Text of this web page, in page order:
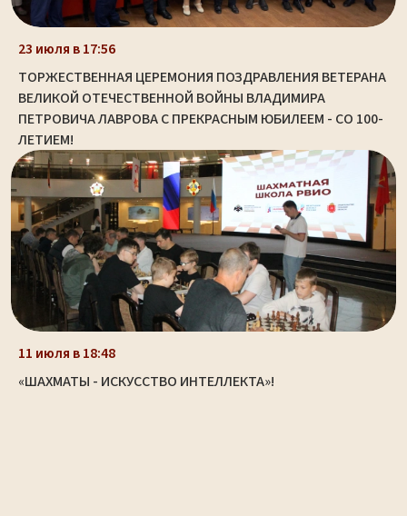
23 июля в 17:56
ТОРЖЕСТВЕННАЯ ЦЕРЕМОНИЯ ПОЗДРАВЛЕНИЯ ВЕТЕРАНА
ВЕЛИКОЙ ОТЕЧЕСТВЕННОЙ ВОЙНЫ ВЛАДИМИРА
ПЕТРОВИЧА ЛАВРОВА С ПРЕКРАСНЫМ ЮБИЛЕЕМ - СО 100-
ЛЕТИЕМ!
11 июля в 18:48
«ШАХМАТЫ - ИСКУССТВО ИНТЕЛЛЕКТА»!